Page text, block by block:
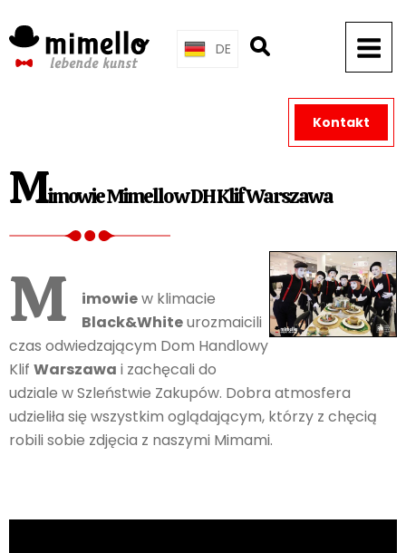
to
content
DE
Mimowie Mimello w DH Klif Warszawa
M imowiew klimacie
Black&Whiteurozmaicili
czas odwiedzającym Dom Handlowy
Klif Warszawa i zachęcali do
udziale w Szleństwie Zakupów. Dobra atmosfera
udzieliła się wszystkim oglądającym, którzy z chęcią
robili sobie zdjęcia z naszymi Mimami.
Kontakt